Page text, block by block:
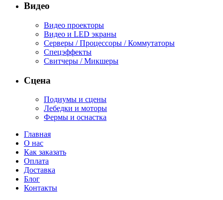
Видео
Видео проекторы
Видео и LED экраны
Серверы / Процессоры / Коммутаторы
Спецэффекты
Свитчеры / Микшеры
Сцена
Подиумы и сцены
Лебедки и моторы
Фермы и оснастка
Главная
О нас
Как заказать
Оплата
Доставка
Блог
Контакты